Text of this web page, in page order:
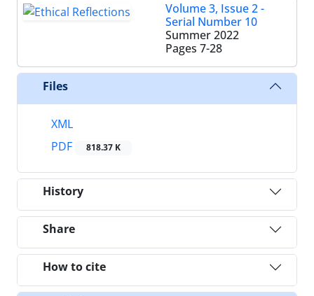
Volume 3, Issue 2 -
Serial Number 10
Summer 2022
Pages 7-28
Files
XML
PDF
818.37 K
History
Share
How to cite